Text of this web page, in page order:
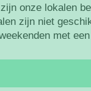
onze lokalen
zijn niet
met